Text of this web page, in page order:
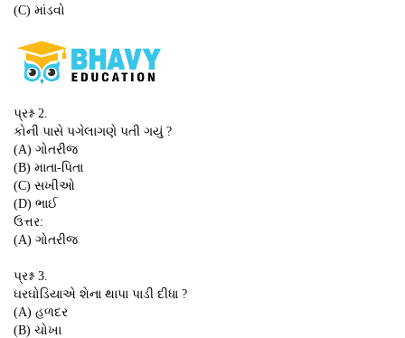
(C) માંડવો
પ્રશ્ન 2.
કોની પાસે પગેલાગણે પતી ગયું ?
(A) ગોતરીજ
(B) માતા-પિતા
(C) સખીઓ
(D) ભાઈ
ઉત્તર:
(A) ગોતરીજ
પ્રશ્ન 3.
ઘરઘોડિયાએ શેના થાપા પાડી દીધા ?
(A) હળદર
(B) ચોખા